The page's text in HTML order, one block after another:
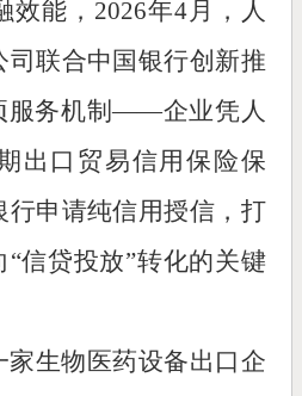
效能，2026年4月，人
司联合中国银行创新推
服务机制——企业凭人
出口贸易信用保险保
行申请纯信用授信，打
“信贷投放”转化的关键
家生物医药设备出口企